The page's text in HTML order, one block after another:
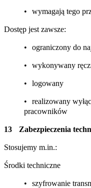
wymagają tego
Dostęp jest zawsze:
ograniczony do
wykonywany
logowany
realizowany
pracowników
Zabezpieczenia
Stosujemy m.in.:
Środki techniczne
szyfrowanie